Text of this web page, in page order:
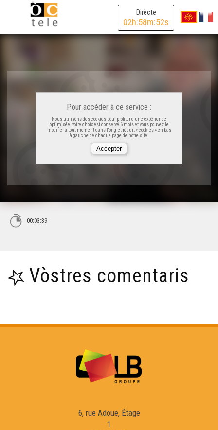
Dirècte
02h:58m:52s
Pour accéder à ce service :
Nous utilisons des cookies pour profiter d'une expérience
optimisée, votre choix est conservé 6 mois et vous pouvez le
modifier à tout moment dans l'onglet réduit « cookies » en bas
à gauche de chaque page de notre site.
00:03:39
Vòstres comentaris
6, rue Adoue, Étage
1